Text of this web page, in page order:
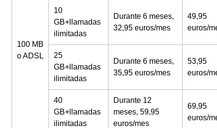
100 MB
o ADSL
10
GB+llamadas
ilimitadas
Durante 6 meses,
32,95 euros/mes
49,95
euros/
25
GB+llamadas
ilimitadas
Durante 6 meses,
35,95 euros/mes
53,95
euros/
40
GB+llamadas
ilimitadas
Durante 12
meses, 59,95
euros/mes
69,95
euros/